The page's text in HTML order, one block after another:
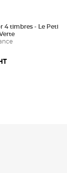
4 timbres - Le Petit